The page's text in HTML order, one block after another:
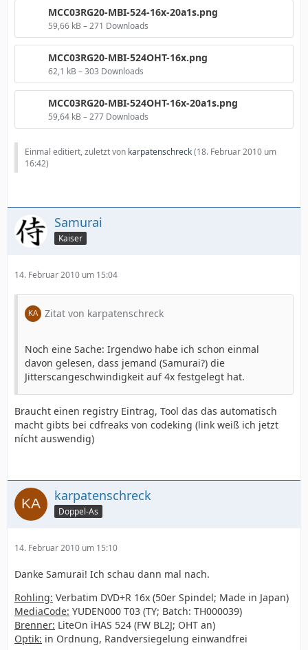
MCC03RG20-MBI-524-16x-20a1s.png
59,66 kB – 271 Downloads
MCC03RG20-MBI-524OHT-16x.png
62,1 kB – 303 Downloads
MCC03RG20-MBI-524OHT-16x-20a1s.png
59,64 kB – 277 Downloads
Einmal editiert, zuletzt von karpatenschreck(18. Februar 2010 um
16:42)
Samurai
Kaiser
14. Februar 2010 um 15:04
Zitat von karpatenschreck
Noch eine Sache: Irgendwo habe ich schon einmal
davon gelesen, dass jemand (Samurai?) die
Jitterscangeschwindigkeit auf 4x festgelegt hat.
Braucht einen registry Eintrag, Tool das das automatisch
macht gibts bei cdfreaks von codeking (link weiß ich jetzt
nícht auswendig)
karpatenschreck
Doppel-As
14. Februar 2010 um 15:10
Danke Samurai! Ich schau dann mal nach.
Rohling: Verbatim DVD+R 16x (50er Spindel; Made in Japan)
MediaCode: YUDEN000 T03 (TY; Batch: TH000039)
Brenner: LiteOn iHAS 524 (FW BL2J; OHT an)
Optik: in Ordnung, Randversiegelung einwandfrei